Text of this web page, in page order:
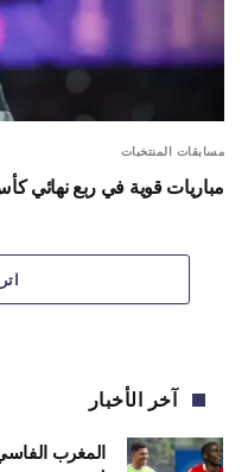
مسابقات المنتخبات
مباريات قوية في ربع نهائي
آخر الأخبار
المغرب